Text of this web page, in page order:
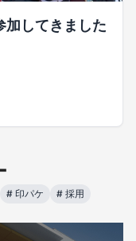
加してきました
# 印パケ # 採用